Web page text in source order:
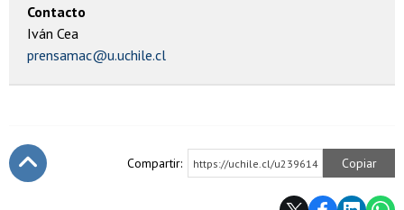
Contacto
Iván Cea
prensamac@u.uchile.cl
Compartir: https://uchile.cl/u239614 Copiar